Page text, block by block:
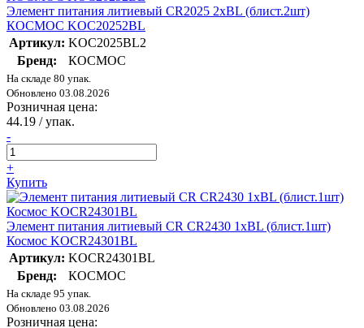
Элемент питания литиевый CR2025 2хBL (блист.2шт)
КОСМОС KOC20252BL
Артикул: KOC2025BL2
Бренд:
КОСМОС
На складе 80 упак.
Обновлено 03.08.2026
Розничная цена:
44.19 / упак.
-
+
Купить
Элемент питания литиевый CR CR2430 1хBL (блист.1шт)
Космос KOCR24301BL
Артикул: KOCR24301BL
Бренд:
КОСМОС
На складе 95 упак.
Обновлено 03.08.2026
Розничная цена: